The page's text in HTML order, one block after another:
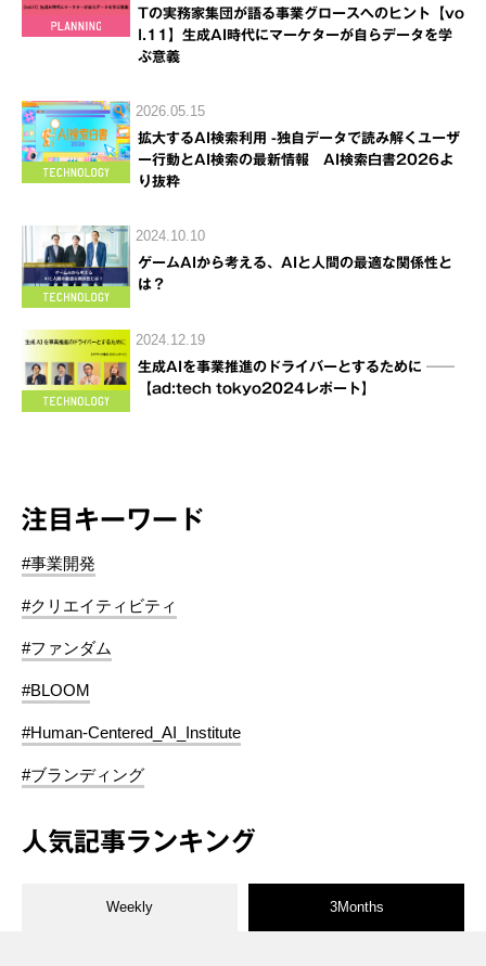
Tの実務家集団が語る事業グロースへのヒント【vo
l.11】生成AI時代にマーケターが自らデータを学
ぶ意義
2026.05.15
拡大するAI検索利用 -独自データで読み解くユーザ
ー行動とAI検索の最新情報 AI検索白書2026よ
り抜粋
2024.10.10
ゲームAIから考える、AIと人間の最適な関係性と
は？
2024.12.19
生成AIを事業推進のドライバーとするために ──
【ad:tech tokyo2024レポート】
注目キーワード
#事業開発
#クリエイティビティ
#ファンダム
#BLOOM
#Human-Centered_AI_Institute
#ブランディング
人気記事ランキング
Weekly 3Months